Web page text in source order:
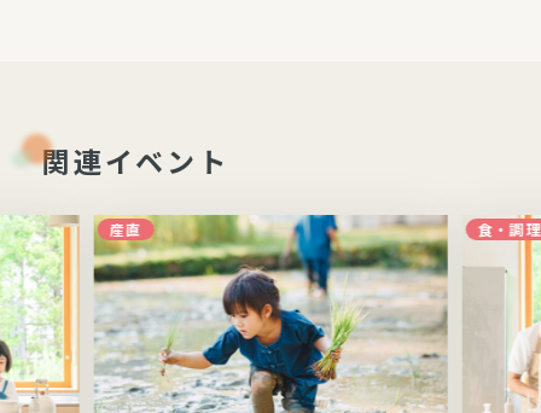
関連イベント
産直 食・調理